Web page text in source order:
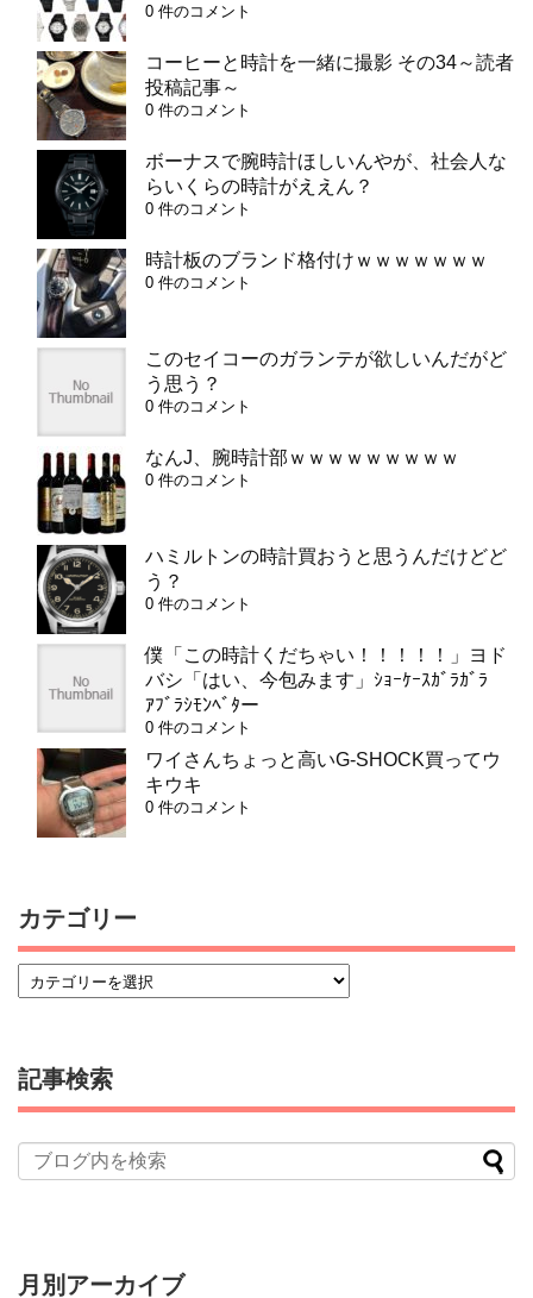
0 件のコメント
コーヒーと時計を一緒に撮影 その34～読者
投稿記事～
0 件のコメント
ボーナスで腕時計ほしいんやが、社会人な
らいくらの時計がええん？
0 件のコメント
時計板のブランド格付けｗｗｗｗｗｗｗ
0 件のコメント
このセイコーのガランテが欲しいんだがど
う思う？
0 件のコメント
なんJ、腕時計部ｗｗｗｗｗｗｗｗｗ
0 件のコメント
ハミルトンの時計買おうと思うんだけどど
う？
0 件のコメント
僕「この時計くだちゃい！！！！！」ヨド
バシ「はい、今包みます」ｼｮｰｹｰｽｶﾞﾗｶﾞﾗ
ｱﾌﾞﾗｼﾓﾝﾍﾞﾀー
0 件のコメント
ワイさんちょっと高いG-SHOCK買ってウ
キウキ
0 件のコメント
カテゴリー
記事検索
月別アーカイブ